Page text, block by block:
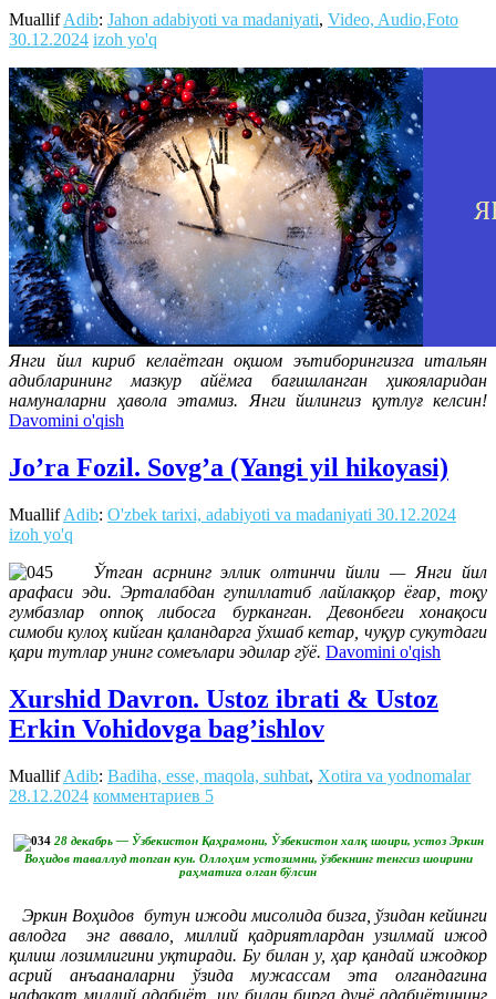
MuallifAdib: Jahon adabiyoti va madaniyati, Video, Audio,Foto
30.12.2024 izoh yo'q
Янги йил кириб келаётган оқшом эътиборингизга итальян
адибларининг мазкур айёмга бағишланган ҳикояларидан
намуналарни ҳавола этамиз. Янги йилингиз қутлуғ келсин!
Davomini o'qish
Jo’ra Fozil. Sovg’a (Yangi yil hikoyasi)
MuallifAdib: O'zbek tarixi, adabiyoti va madaniyati 30.12.2024
izoh yo'q
Ўтган асрнинг эллик олтинчи йили — Янги йил
арафаси эди. Эрталабдан гупиллатиб лайлакқор ёғар, тоқу
гумбазлар оппоқ либосга бурканган. Девонбеги хонақоси
симоби кулоҳ кийган қаландарга ўхшаб кетар, чуқур сукутдаги
қари тутлар унинг сомеълари эдилар гўё. Davomini o'qish
Xurshid Davron. Ustoz ibrati & Ustoz
Erkin Vohidovga bag’ishlov
MuallifAdib: Badiha, esse, maqola, suhbat, Xotira va yodnomalar
28.12.2024 комментариев 5
28 декабрь — Ўзбекистон Қаҳрамони, Ўзбекистон халқ шоири, устоз Эркин
Воҳидов таваллуд топган кун. Оллоҳим устозимни, ўзбекнинг тенгсиз шоирини
раҳматига олган бўлсин
Эркин Воҳидов бутун ижоди мисолида бизга, ўзидан кейинги
авлодга энг аввало, миллий қадриятлардан узилмай ижод
қилиш лозимлигини уқтиради. Бу билан у, ҳар қандай ижодкор
асрий анъааналарни ўзида мужассам эта олгандагина
нафақат миллий адабиёт, шу билан бирга дунё адабиётининг